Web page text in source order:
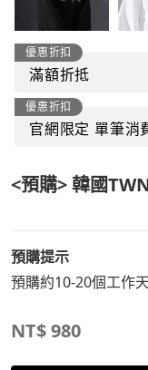
優惠折扣
滿額折抵
優惠折扣
官網限定 單筆消
<預購> 韓國
預購提示
預購約10-20個工作
NT$980